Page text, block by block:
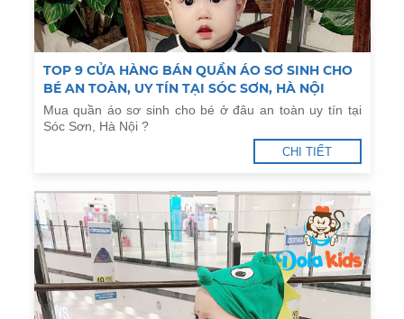
TOP 9 CỬA HÀNG BÁN QUẦN ÁO SƠ SINH CHO
BÉ AN TOÀN, UY TÍN TẠI SÓC SƠN, HÀ NỘI
Mua quần áo sơ sinh cho bé ở đâu an toàn uy tín tại
Sóc Sơn, Hà Nội ?
CHI TIẾT